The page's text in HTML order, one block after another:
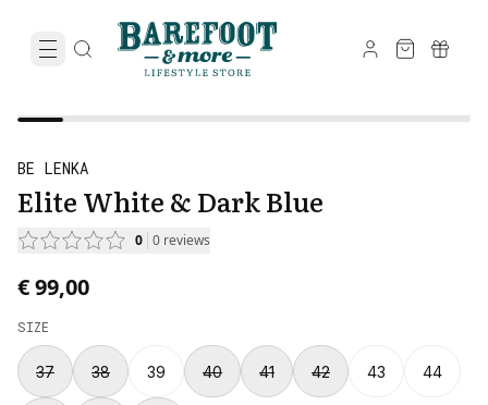
BE LENKA
Elite White & Dark Blue
0 0 reviews
€ 99,00
SIZE
37 38 39 40 41 42 43 44